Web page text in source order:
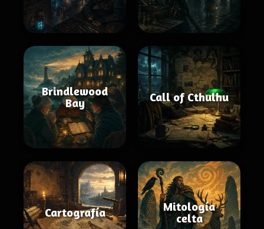
Brindlewood
Bay
Call of Cthulhu
Cartografía
Mitología
celta